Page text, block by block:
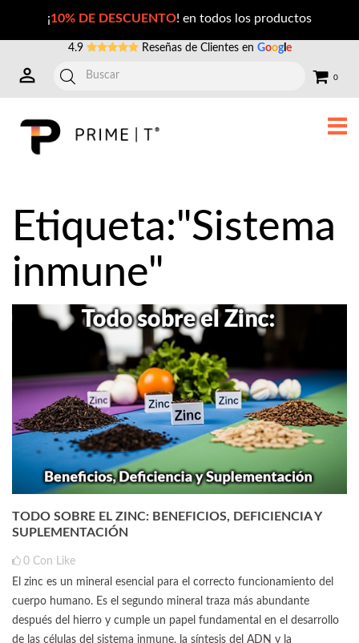
¡10% DE DESCUENTO! en todos los productos
4.9 Reseñas de Clientes en Google
0
Etiqueta:"Sistema
inmune"
TODO SOBRE EL ZINC: BENEFICIOS, DEFICIENCIA Y
SUPLEMENTACIÓN
0 Con Like
El zinc es un mineral esencial para el correcto funcionamiento del
cuerpo humano. Es el segundo mineral traza más abundante
después del hierro y cumple un papel fundamental en el desarrollo
de las células del sistema inmune, la síntesis del ADN y la